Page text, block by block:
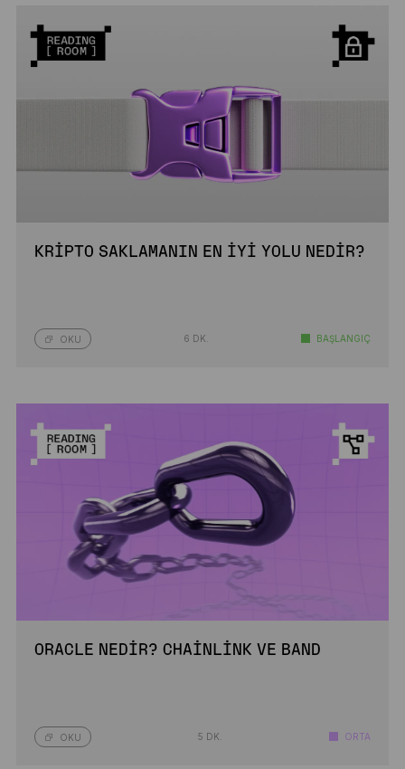
KRIPTO SAKLAMANIN EN İYI YOLU NEDIR?
OKU 6 DK. BAŞLANGIÇ
ORACLE NEDIR? CHAINLINK VE BAND
OKU 5 DK. ORTA